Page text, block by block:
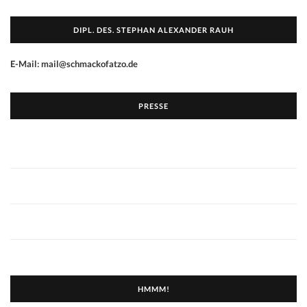
DIPL. DES. STEPHAN ALEXANDER RAUH
E-Mail: mail@schmackofatzo.de
PRESSE
HMMM!